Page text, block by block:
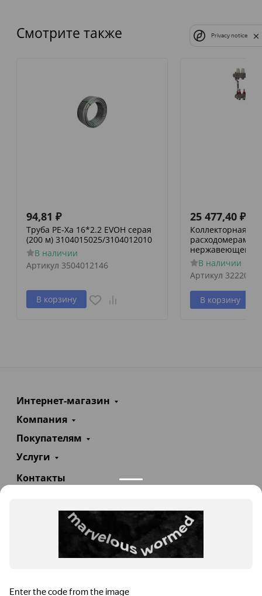
Смотрите также
94,81 ₽
Труба PE-Xa 16*2.2 EVOH серая
(200 м) 3104015025/3104012010
В наличии
Артикул 3504012146
В корзину
25 477,40 ₽
Коллекторная
расходомерами
нержавеющей
В наличии
Артикул
В корзину
Интернет-магазин
Компания
Покупателям
Услуги
Контакты
info@teploexpert.com
Пн—Сб 09:00 – 18:00
Privacy notice